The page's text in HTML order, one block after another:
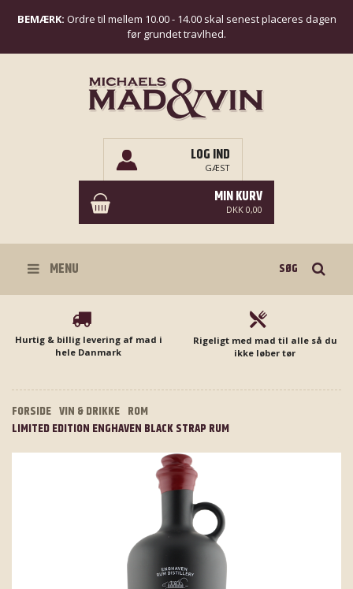
BEMÆRK: Ordre til mellem 10.00 - 14.00 skal senest placeres dagen
før grundet travlhed.
LOG IND
GÆST
MIN KURV
DKK 0,00
MENU
Hurtig & billig levering af mad i
hele Danmark
Rigeligt med mad til alle så du
ikke løber tør
FORSIDE VIN & DRIKKE ROM
LIMITED EDITION ENGHAVEN BLACK STRAP RUM